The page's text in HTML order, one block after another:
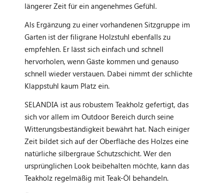
längerer Zeit für ein angenehmes Gefühl.
Als Ergänzung zu einer vorhandenen Sitzgruppe im
Garten ist der filigrane Holzstuhl ebenfalls zu
empfehlen. Er lässt sich einfach und schnell
hervorholen, wenn Gäste kommen und genauso
schnell wieder verstauen. Dabei nimmt der schlichte
Klappstuhl kaum Platz ein.
SELANDIA ist aus robustem Teakholz gefertigt, das
sich vor allem im Outdoor Bereich durch seine
Witterungsbeständigkeit bewährt hat. Nach einiger
Zeit bildet sich auf der Oberfläche des Holzes eine
natürliche silbergraue Schutzschicht. Wer den
ursprünglichen Look beibehalten möchte, kann das
Teakholz regelmäßig mit Teak-Öl behandeln.